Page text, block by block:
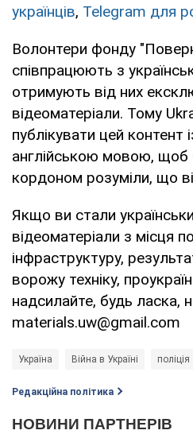
українців, Telegram для
Волонтери фонду
співпрацюють з
отримують від них
відеоматеріали. Тому
публікувати цей контент
англійською мовою,
кордоном розуміли, що
Якщо ви стали
відеоматеріали з місця
інфраструктуру,
ворожу техніку,
надсилайте, будь ласка,
materials.uw@gmail.com
Україна Війна в Україні поліція
Редакційна політика